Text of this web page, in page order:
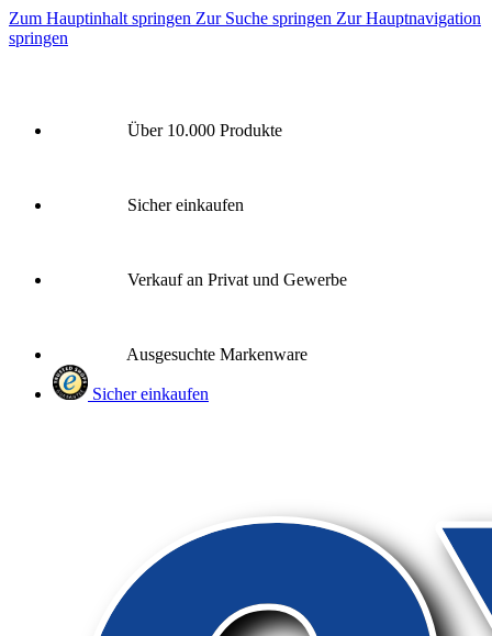
Zum Hauptinhalt springen Zur Suche springen Zur Hauptnavigation
springen
Über 10.000 Produkte
Sicher einkaufen
Verkauf an Privat und Gewerbe
Ausgesuchte Markenware
Sicher einkaufen